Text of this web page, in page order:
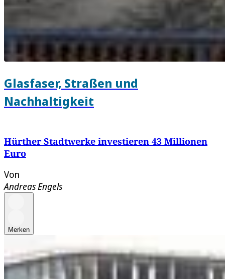
Glasfaser, Straßen und
Nachhaltigkeit
Hürther Stadtwerke investieren 43 Millionen
Euro
Von
Andreas Engels
Merken